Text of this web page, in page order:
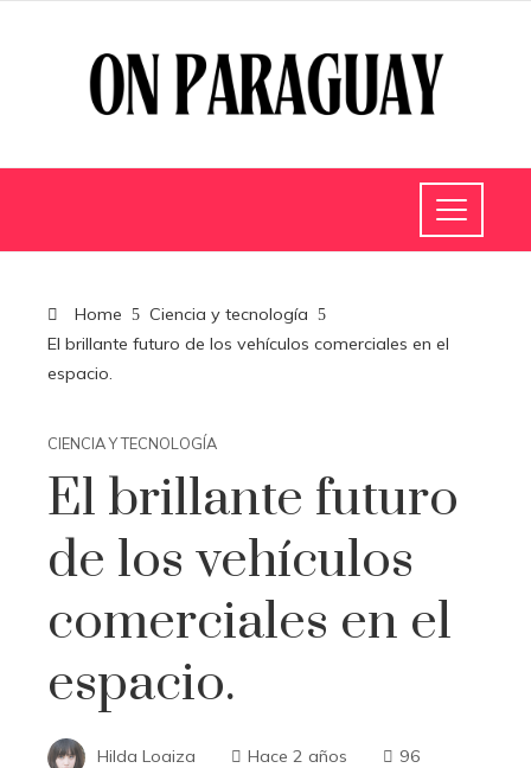
Home
Ciencia y tecnología
El brillante futuro de los vehículos comerciales en el
espacio.
CIENCIA Y TECNOLOGÍA
El brillante futuro
de los vehículos
comerciales en el
espacio.
Hilda Loaiza Hace 2 años 96